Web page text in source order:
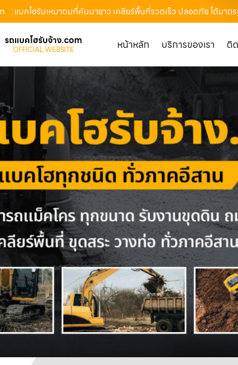
: แบคโฮรับเหมาถมที่คันนายาว เคลียร์พื้นที่รวดเร็ว ปลอดภัย ได้มาต
รถแบคโฮรับจ้าง.com
OFFICIAL WEBSITE หน้าหลัก บริการของเรา ติ